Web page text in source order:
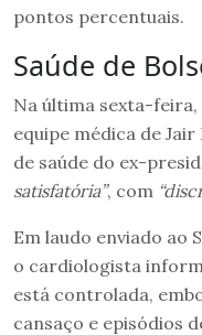
pontos percentuais.
Saúde de
Na última sexta-
equipe médica de
de saúde do ex-
satisfatória”, com
Em laudo enviado ao
o cardiologista
está controlada,
cansaço e episódios